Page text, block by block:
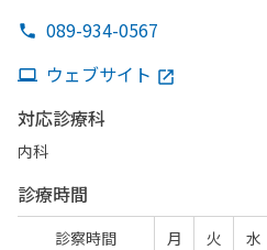
089-934-0567
ウェブサイト
対応診療科
内科
診療時間
診察時間 月 火 水